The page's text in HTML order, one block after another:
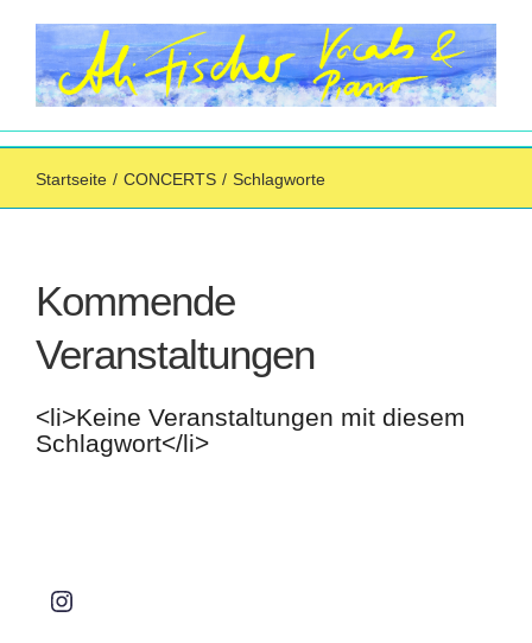
Inhalt
springen
Startseite / CONCERTS / Schlagworte
Kommende
Veranstaltungen
<li>Keine Veranstaltungen mit diesem
Schlagwort</li>